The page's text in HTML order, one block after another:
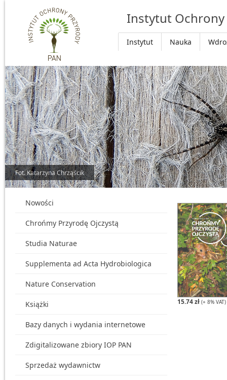
Przejdź do głównej treści
Instytut Ochrony
Instytut Nauka
Fot. Katarzyna Chrząścik
Nowości
Chrońmy Przyrodę Ojczystą
Studia Naturae
Supplementa ad Acta Hydrobiologica
Nature Conservation
Książki
Bazy danych i wydania internetowe
Zdigitalizowane zbiory IOP PAN
Sprzedaż wydawnictw
15.74 zł (+ 8% VAT)